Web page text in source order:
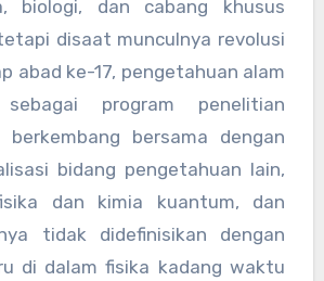
biologi, dan cabang khusus
disaat munculnya revolusi
abad ke-17, pengetahuan alam
sebagai program penelitian
berkembang bersama dengan
bidang pengetahuan lain,
dan kimia kuantum, dan
tidak didefinisikan dengan
di dalam fisika kadang waktu